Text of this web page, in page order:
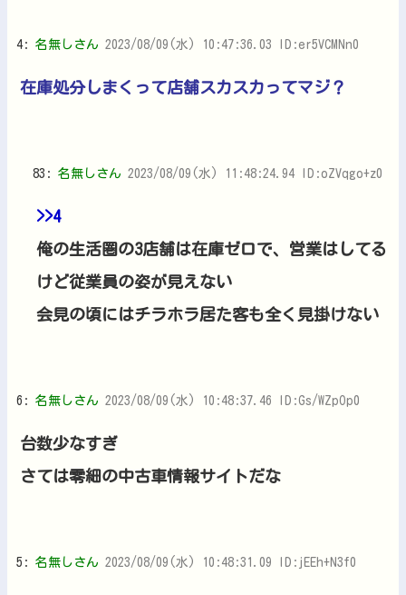
4: 名無しさん 2023/08/09(水) 10:47:36.03 ID:er5VCMNn0
在庫処分しまくって店舗スカスカってマジ？
83: 名無しさん 2023/08/09(水) 11:48:24.94 ID:oZVqgo+z0
>>4
俺の生活圏の3店舗は在庫ゼロで、営業はしてる
けど従業員の姿が見えない
会見の頃にはチラホラ居た客も全く見掛けない
6: 名無しさん 2023/08/09(水) 10:48:37.46 ID:Gs/WZpOp0
台数少なすぎ
さては零細の中古車情報サイトだな
5: 名無しさん 2023/08/09(水) 10:48:31.09 ID:jEEh+N3f0